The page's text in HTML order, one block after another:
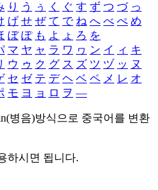
り う ぅ く ぐ す ず つ づ っ
げ せ ぜ て で ね へ べ ぺ め
ぼ ぽ も よ ょ ろ を
マ ヤ ャ ラ ワ ヮ ン イ ィ キ
ウ ゥ ク グ ス ズ ツ ヅ ッ ヌ
セ ゼ テ デ ヘ ベ ペ メ レ オ
モ ヨ ョ ロ ヲ ―
병음)방식으로 중국어를 변환
하시면 됩니다.